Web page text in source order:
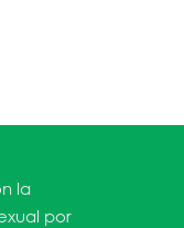
la
por